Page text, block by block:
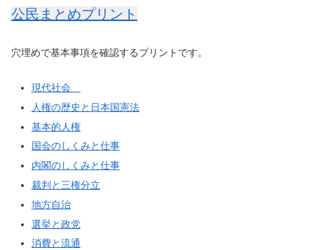
公民まとめプリント
穴埋めで基本事項を確認するプリントです。
現代社会
人権の歴史と日本国憲法
基本的人権
国会のしくみと仕事
内閣のしくみと仕事
裁判と三権分立
地方自治
選挙と政党
消費と流通